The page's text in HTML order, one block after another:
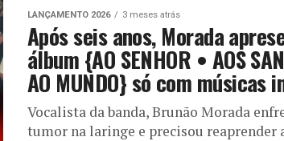
LANÇAMENTO 2026 3 meses atrás
Após seis anos, Morada
álbum {AO SENHOR • AOS
AO MUNDO} só com músicas
Vocalista da banda, Brunão Morada
tumor na laringe e precisou reaprender